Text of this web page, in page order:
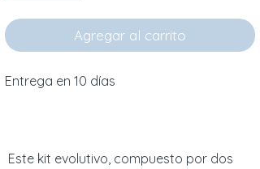
Agregar al carrito
Entrega en 10 días
Este kit evolutivo, compuesto por dos